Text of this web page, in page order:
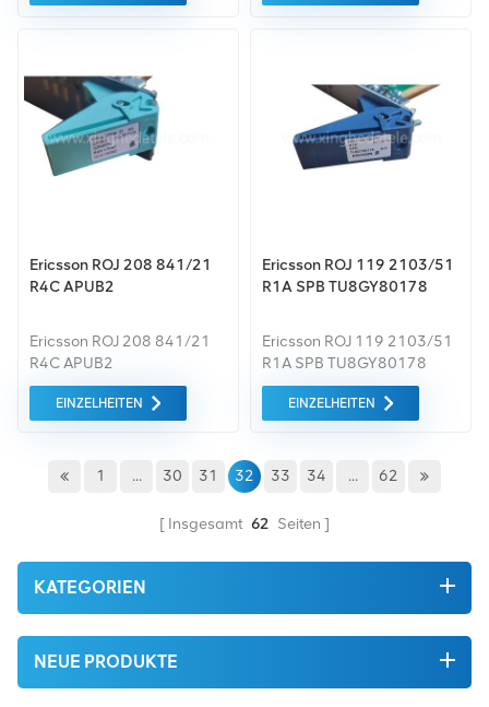
erweiterbar.
niedrigem, mittlere und hohe
Ericsson ROJ 208 841/21
R4C APUB2
Ericsson ROJ 208 841/21
R4C APUB2
EINZELHEITEN
Ericsson ROJ 119 2103/51
R1A SPB TU8GY80178
Ericsson ROJ 119 2103/51
R1A SPB TU8GY80178
EINZELHEITEN
1 ... 30 31 32 33 34 ... 62
Insgesamt 62 Seiten
KATEGORIEN
NEUE PRODUKTE